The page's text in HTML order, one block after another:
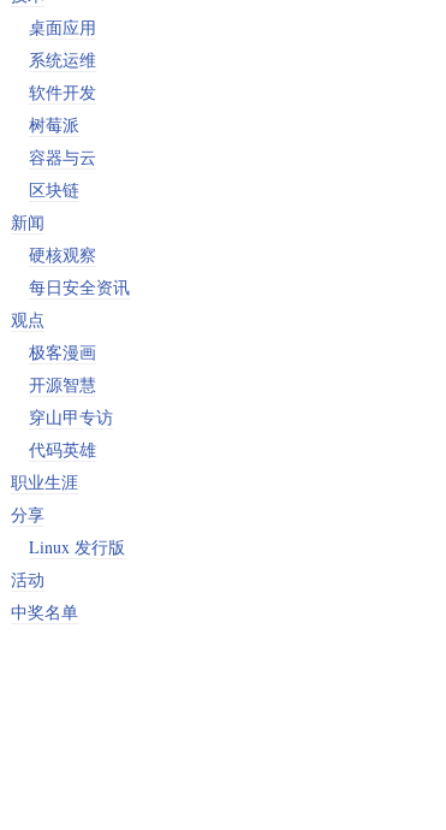
桌面应用
系统运维
软件开发
树莓派
容器与云
区块链
新闻
硬核观察
每日安全资讯
观点
极客漫画
开源智慧
穿山甲专访
代码英雄
职业生涯
分享
Linux 发行版
活动
中奖名单